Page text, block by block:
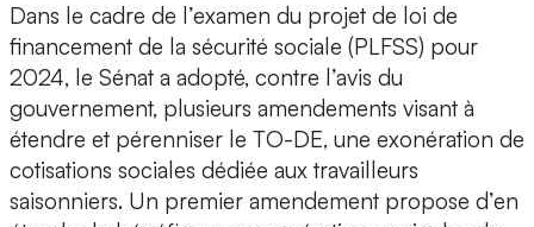
Dans le cadre de l’examen du projet de loi de
financement de la sécurité sociale (PLFSS) pour
2024, le Sénat a adopté, contre l’avis du
gouvernement, plusieurs amendements visant à
étendre et pérenniser le TO-DE, une exonération de
cotisations sociales dédiée aux travailleurs
saisonniers. Un premier amendement propose d’en